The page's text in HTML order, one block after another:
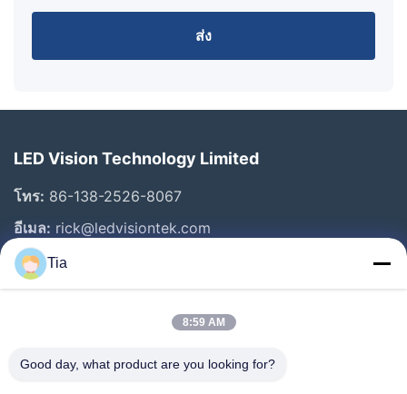
ส่ง
LED Vision Technology Limited
โทร: 86-138-2526-8067
อีเมล: rick@ledvisiontek.com
ลิงก์ด่วน
ผลิตภัณฑ์
Tia
8:59 AM
Good day, what product are you looking for?